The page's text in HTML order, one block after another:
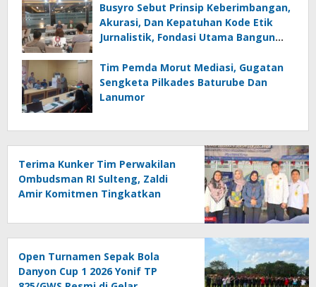
Busyro Sebut Prinsip Keberimbangan,
Akurasi, Dan Kepatuhan Kode Etik
Jurnalistik, Fondasi Utama Bangun
Tim Pemda Morut Mediasi, Gugatan
Sengketa Pilkades Baturube Dan
Lanumor
Terima Kunker Tim Perwakilan
Ombudsman RI Sulteng, Zaldi
Amir Komitmen Tingkatkan
Akuntabel Bebas Mal
Administrasi
Open Turnamen Sepak Bola
Danyon Cup 1 2026 Yonif TP